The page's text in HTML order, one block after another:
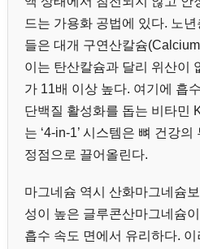
드는 가용화 공법에 있다. 노
들은 대개 구연산칼슘
이는 탄산칼슘과 달리 위산이
가 11배 이상 높다. 여기에 흡
단백질 활성화를 돕는 비타민
는 ‘4-in-1’ 시스템은 뼈 건강
정점으로 끌어올린다.
마그네슘 역시 산화마그네슘
성이 높은 글루콘산마그네슘
흡수 속도 면에서 유리하다.